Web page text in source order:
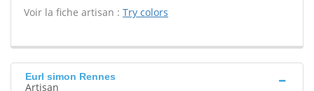
Voir la fiche artisan : Try colors
Eurl simon Rennes
Artisan